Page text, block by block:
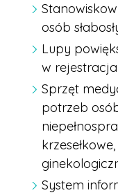
osób
Lupy
w
Sprzęt
potrzeb
System